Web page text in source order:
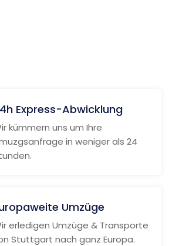
Express-Abwicklung
kümmern uns um Ihre
in weniger als 24
Umzüge
erledigen Umzüge & Transporte
Stuttgart nach ganz Europa.